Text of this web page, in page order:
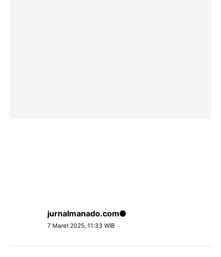
jurnalmanado.com
7 Maret 2025, 11:33 WIB